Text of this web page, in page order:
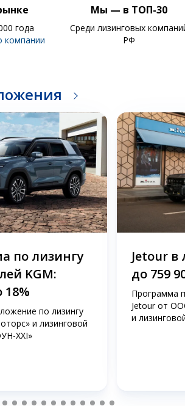
года
компании
Мы — в ТОП-30
Среди лизинговых
РФ
по лизингу
KGM:
по лизингу
и лизинговой
ХХI»
Jetour в
до 759
Программа
Jetour от
и